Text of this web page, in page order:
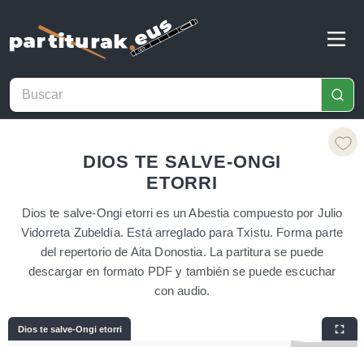
DIOS TE SALVE-ONGI
ETORRI
Dios te salve-Ongi etorri es un Abestia compuesto por Julio
Vidorreta Zubeldía. Está arreglado para Txistu. Forma parte
del repertorio de Aita Donostia. La partitura se puede
descargar en formato PDF y también se puede escuchar
con audio.
Dios te salve-Ongi etorri